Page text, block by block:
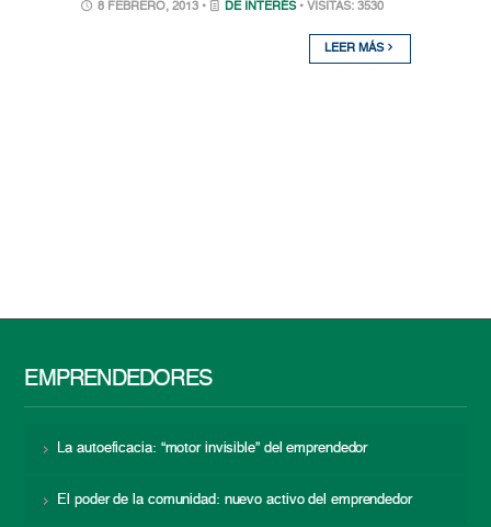
8 FEBRERO, 2013 • DE INTERÉS • VISITAS: 3530
LEER MÁS
EMPRENDEDORES
La autoeficacia: “motor invisible” del emprendedor
El poder de la comunidad: nuevo activo del emprendedor